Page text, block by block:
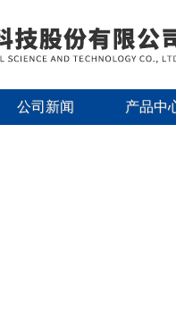
公司新闻 产品中